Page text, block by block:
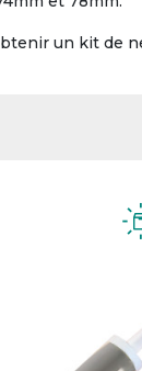
un kit de